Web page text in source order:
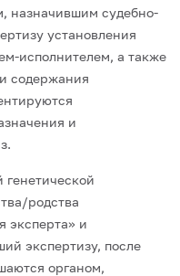
назначившим судебно-
установления
исполнителем, а также
содержания
и
генетической
родства
эксперта» и
экспертизу, после
органом,